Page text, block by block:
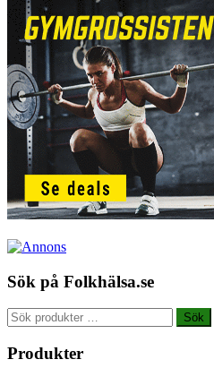
Sök på Folkhälsa.se
Sök
efter:
Sök
Produkter